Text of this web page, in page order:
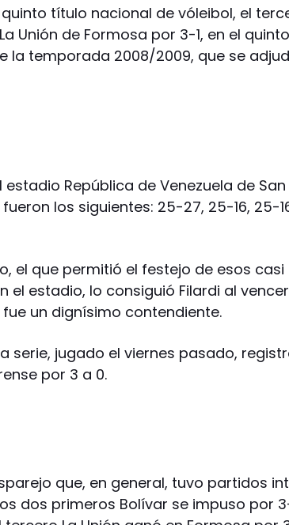
título nacional de vóleibol, el
Unión de Formosa por 3-1, en el quinto
la temporada 2008/2009, que se
estadio República de Venezuela de
los siguientes: 25-27, 25-16, 25-
el que permitió el festejo de esos casi
el estadio, lo consiguió Filardi al
un dignísimo contendiente.
serie, jugado el viernes pasado,
por 3 a 0.
que, en general, tuvo partidos
dos primeros Bolívar se impuso por